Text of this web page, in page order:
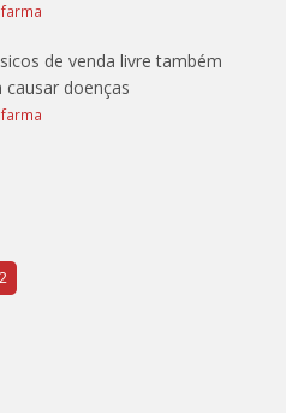
de venda livre também
causar doenças